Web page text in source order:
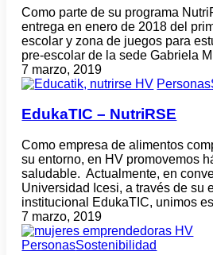
Como parte de su programa
entrega en enero de 2018 del
escolar y zona de juegos para
pre-escolar de la sede Gabriela
7 marzo, 2019
Personas
EdukaTIC – NutriRSE
Como empresa de alimentos
su entorno, en HV promovemos
saludable. Actualmente, en
Universidad Icesi, a través de su
institucional EdukaTIC, unimos
7 marzo, 2019
PersonasSostenibilidad